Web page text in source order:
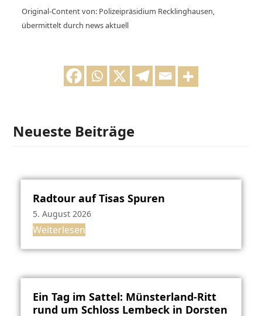
Original-Content von: Polizeipräsidium Recklinghausen,
übermittelt durch news aktuell
Neueste Beiträge
Radtour auf Tisas Spuren
5. August 2026
Weiterlesen
Ein Tag im Sattel: Münsterland-Ritt
rund um Schloss Lembeck in Dorsten